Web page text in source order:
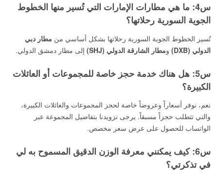
س4: ما هي مطارات الإمارات التي تُسير منها الخطوط
الجوية السورية رحلاتها؟
تُسير الخطوط الجوية السورية رحلاتها بشكل أساسي من مطار دبي
الدولي (DXB)
ومطار الشارقة الدولي (SHJ) إلى مطار دمشق الدولي.
س5: هل هناك خدمة حجز خاصة للمجموعات أو العائلات
الكبيرة؟
نعم، نوفر أسعاراً وعروضاً خاصة لحجز المجموعات والعائلات الكبيرة،
والتي تتطلب حجزاً مسبقاً. يرجى تزويدنا بتفاصيل المجموعة عبر
الواتساب للحصول على عرض سعر مخصص.
س6: كيف يمكنني معرفة الوزن الدقيق المسموح به لي
في تذكرتي؟